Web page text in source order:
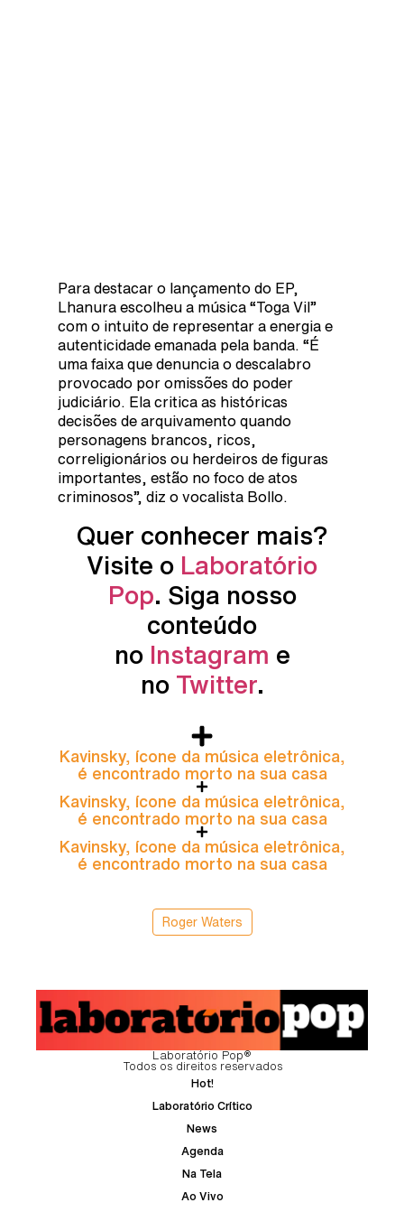
Para destacar o lançamento do EP,
Lhanura escolheu a música “Toga Vil”
com o intuito de representar a energia e
autenticidade emanada pela banda. “É
uma faixa que denuncia o descalabro
provocado por omissões do poder
judiciário. Ela critica as históricas
decisões de arquivamento quando
personagens brancos, ricos,
correligionários ou herdeiros de figuras
importantes, estão no foco de atos
criminosos”, diz o vocalista Bollo.
Quer conhecer mais?
Visite o Laboratório
Pop. Siga nosso
conteúdo
no Instagram e
no Twitter.
Kavinsky, ícone da música eletrônica,
é encontrado morto na sua casa
Kavinsky, ícone da música eletrônica,
é encontrado morto na sua casa
Kavinsky, ícone da música eletrônica,
é encontrado morto na sua casa
Roger Waters
Laboratório Pop®
Todos os direitos reservados
Hot!
Laboratório Crítico
News
Agenda
Na Tela
Ao Vivo